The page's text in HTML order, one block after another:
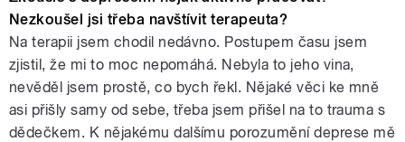
Nezkoušel jsi třeba navštívit terapeuta?
Na terapii jsem chodil nedávno. Postupem času jsem
zjistil, že mi to moc nepomáhá. Nebyla to jeho vina,
nevěděl jsem prostě, co bych řekl. Nějaké věci ke mně
asi přišly samy od sebe, třeba jsem přišel na to trauma s
dědečkem. K nějakému dalšímu porozumění deprese mě